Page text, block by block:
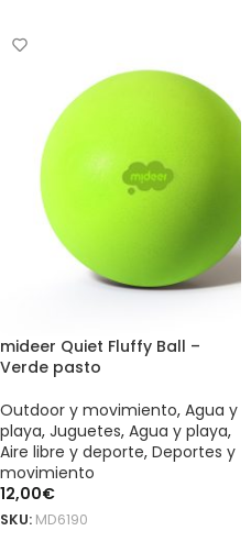
mideer Quiet Fluffy Ball –
Verde pasto
Outdoor y movimiento, Agua y
playa, Juguetes, Agua y playa,
Aire libre y deporte, Deportes y
movimiento
12,00€
SKU: MD6190